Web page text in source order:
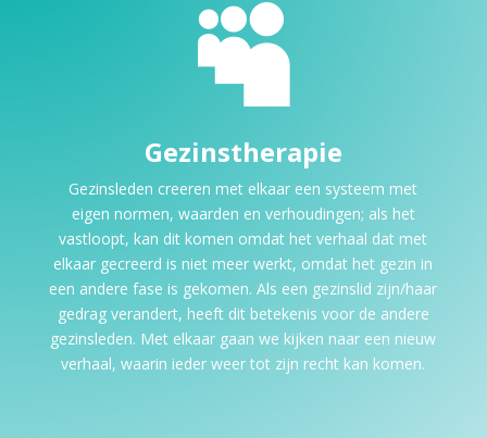

Gezinstherapie
Gezinsleden creeren met elkaar een systeem met
eigen normen, waarden en verhoudingen; als het
vastloopt, kan dit komen omdat het verhaal dat met
elkaar gecreerd is niet meer werkt, omdat het gezin in
een andere fase is gekomen. Als een gezinslid zijn/haar
gedrag verandert, heeft dit betekenis voor de andere
gezinsleden. Met elkaar gaan we kijken naar een nieuw
verhaal, waarin ieder weer tot zijn recht kan komen.